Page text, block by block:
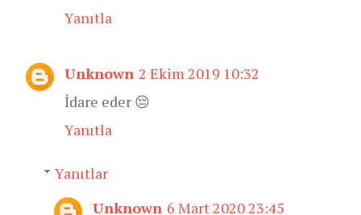
Yanıtla
Unknown 2 Ekim 2019 10:32
İdare eder 😔
Yanıtla
Yanıtlar
Unknown 6 Mart 2020 23:45